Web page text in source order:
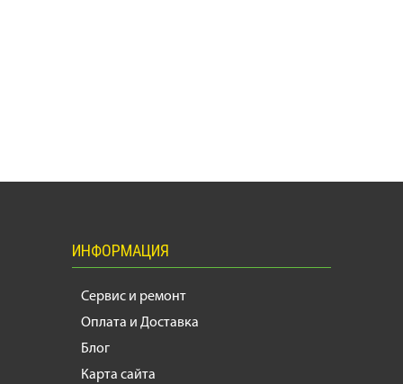
ИНФОРМАЦИЯ
Сервис и ремонт
Оплата и Доставка
Блог
Карта сайта